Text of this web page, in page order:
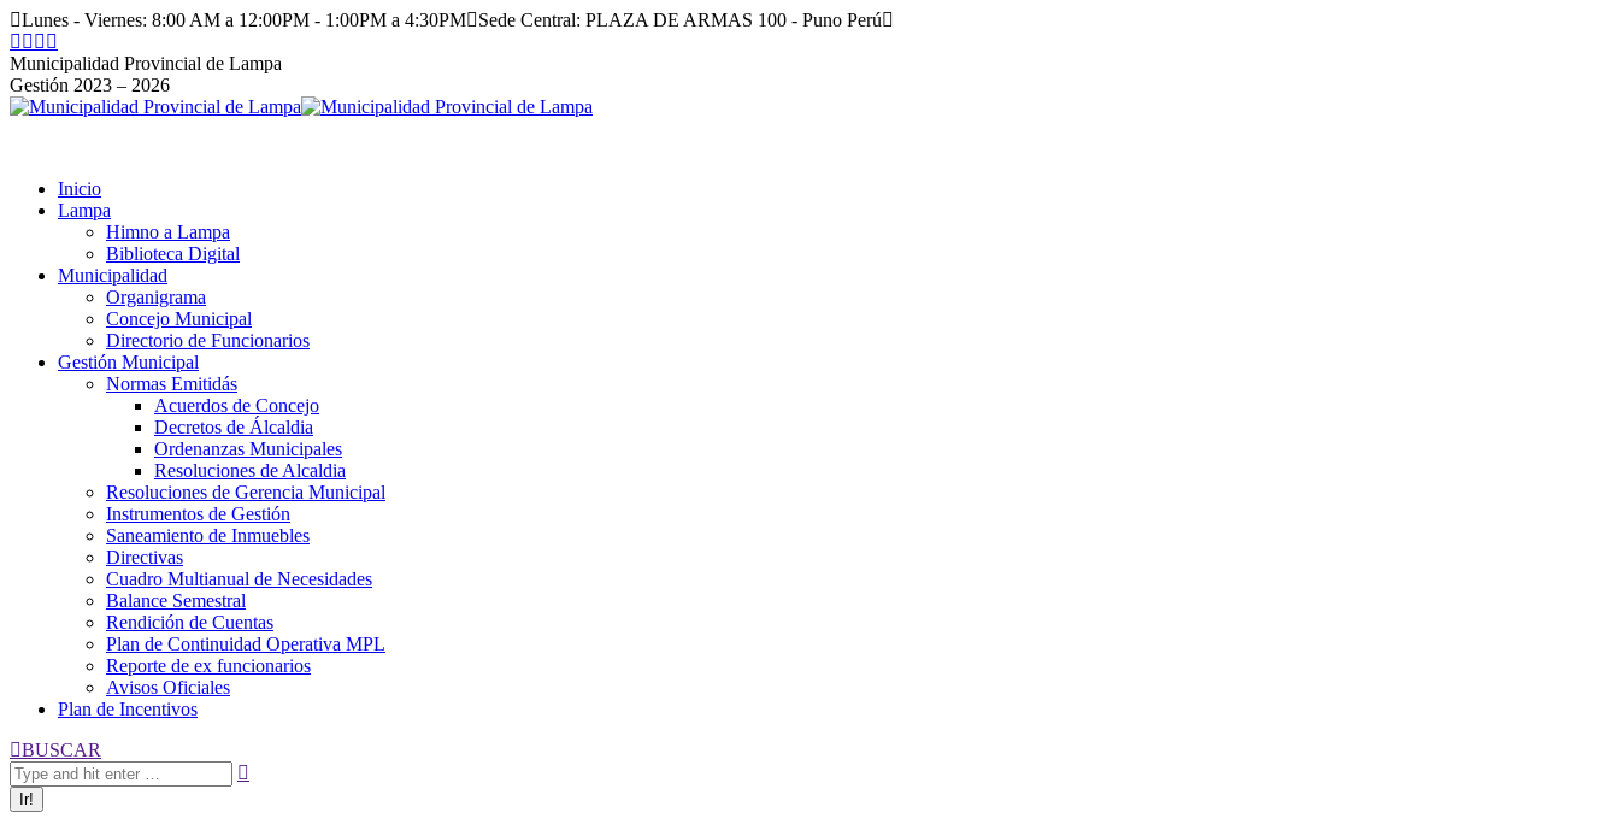
Saltar
al
contenido
Lunes - Viernes: 8:00 AM a 12:00PM - 1:00PM a 4:30PM
Sede Central: PLAZA DE ARMAS 100 - Puno Perú
Facebook
page
opens
in
Instagram
page
opens
in
YouTube
page
opens
in
page
opens
in
Municipalidad Provincial de Lampa
Gestión 2023 – 2026
Inicio
Lampa
Himno a Lampa
Biblioteca Digital
Municipalidad
Organigrama
Concejo Municipal
Directorio de Funcionarios
Gestión Municipal
Normas Emitidás
Acuerdos de Concejo
Decretos de Álcaldia
Ordenanzas Municipales
Resoluciones de Alcaldia
Resoluciones de Gerencia Municipal
Instrumentos de Gestión
Saneamiento de Inmuebles
Directivas
Cuadro Multianual de Necesidades
Balance Semestral
Rendición de Cuentas
Plan de Continuidad Operativa MPL
Reporte de ex funcionarios
Avisos Oficiales
Plan de Incentivos
Buscar:
BUSCAR